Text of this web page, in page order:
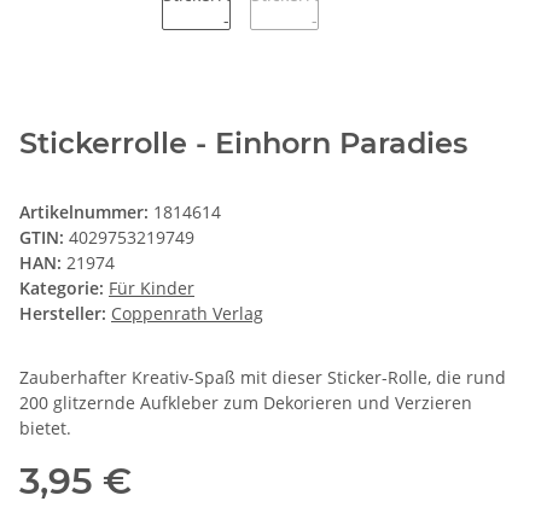
Stickerrolle - Einhorn Paradies
Artikelnummer: 1814614
GTIN: 4029753219749
HAN: 21974
Kategorie: Für Kinder
Hersteller: Coppenrath Verlag
Zauberhafter Kreativ-Spaß mit dieser Sticker-Rolle, die rund
200 glitzernde Aufkleber zum Dekorieren und Verzieren
bietet.
3,95 €